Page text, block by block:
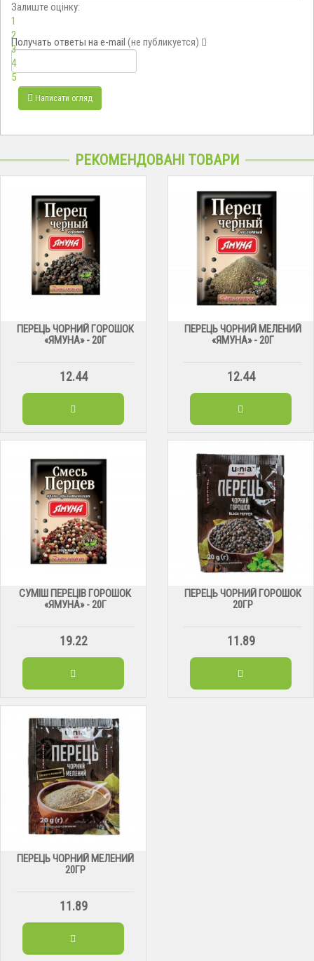
Залиште оцінку:
1
2
3
4
5
Получать ответы на e-mail (не публикуется)
Написати огляд
РЕКОМЕНДОВАНІ ТОВАРИ
ПЕРЕЦЬ ЧОРНИЙ ГОРОШОК
«ЯМУНА» - 20Г
12.44
ПЕРЕЦЬ ЧОРНИЙ МЕЛЕНИЙ
«ЯМУНА» - 20Г
12.44
СУМІШ ПЕРЕЦІВ ГОРОШОК
«ЯМУНА» - 20Г
19.22
ПЕРЕЦЬ ЧОРНИЙ ГОРОШОК
20ГР
11.89
ПЕРЕЦЬ ЧОРНИЙ МЕЛЕНИЙ
20ГР
11.89